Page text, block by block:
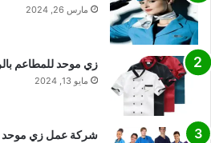
مارس 26, 2024
زي موحد للمطاعم بالرياض
مايو 13, 2024
شركة عمل زي موحد